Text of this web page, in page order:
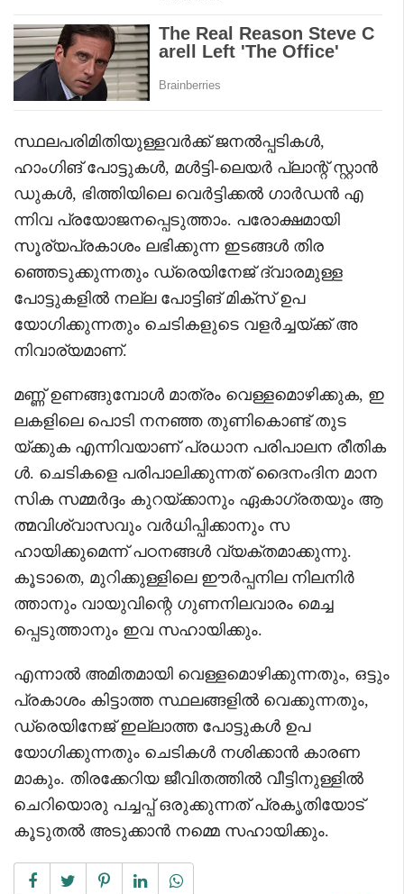
സ്ഥലപരിമിതിയുള്ളവർക്ക് ജനൽപ്പടികൾ,
ഹാംഗിങ് പോട്ടുകൾ, മൾട്ടി-ലെയർ പ്ലാന്റ് സ്റ്റാൻ
ഡുകൾ, ഭിത്തിയിലെ വെർട്ടിക്കൽ ഗാർഡൻ എ
ന്നിവ പ്രയോജനപ്പെടുത്താം. പരോക്ഷമായി
സൂര്യപ്രകാശം ലഭിക്കുന്ന ഇടങ്ങൾ തിര
ഞ്ഞെടുക്കുന്നതും ഡ്രെയിനേജ് ദ്വാരമുള്ള
പോട്ടുകളിൽ നല്ല പോട്ടിങ് മിക്സ് ഉപ
യോഗിക്കുന്നതും ചെടികളുടെ വളർച്ചയ്ക്ക് അ
നിവാര്യമാണ്.
മണ്ണ് ഉണങ്ങുമ്പോൾ മാത്രം വെള്ളമൊഴിക്കുക, ഇ
ലകളിലെ പൊടി നനഞ്ഞ തുണികൊണ്ട് തുട
യ്ക്കുക എന്നിവയാണ് പ്രധാന പരിപാലന രീതിക
ൾ. ചെടികളെ പരിപാലിക്കുന്നത് ദൈനംദിന മാന
സിക സമ്മർദ്ദം കുറയ്ക്കാനും ഏകാഗ്രതയും ആ
ത്മവിശ്വാസവും വർധിപ്പിക്കാനും സ
ഹായിക്കുമെന്ന് പഠനങ്ങൾ വ്യക്തമാക്കുന്നു.
കൂടാതെ, മുറിക്കുള്ളിലെ ഈർപ്പനില നിലനിർ
ത്താനും വായുവിന്റെ ഗുണനിലവാരം മെച്ച
പ്പെടുത്താനും ഇവ സഹായിക്കും.
എന്നാൽ അമിതമായി വെള്ളമൊഴിക്കുന്നതും, ഒട്ടും
പ്രകാശം കിട്ടാത്ത സ്ഥലങ്ങളിൽ വെക്കുന്നതും,
ഡ്രെയിനേജ് ഇല്ലാത്ത പോട്ടുകൾ ഉപ
യോഗിക്കുന്നതും ചെടികൾ നശിക്കാൻ കാരണ
മാകും. തിരക്കേറിയ ജീവിതത്തിൽ വീട്ടിനുള്ളിൽ
ചെറിയൊരു പച്ചപ്പ് ഒരുക്കുന്നത് പ്രകൃതിയോട്
കൂടുതൽ അടുക്കാൻ നമ്മെ സഹായിക്കും.